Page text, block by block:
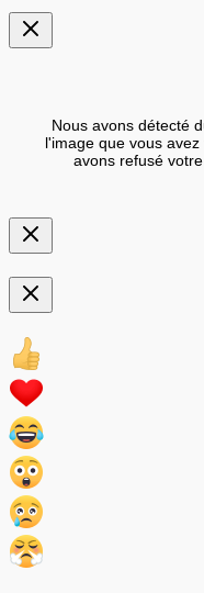
Nous avons détecté
l'image que vous
avons refusé